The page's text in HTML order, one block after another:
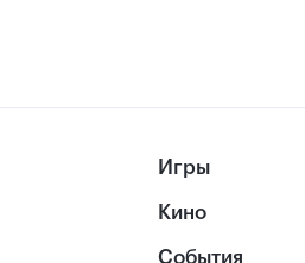
Игры
Кино
События